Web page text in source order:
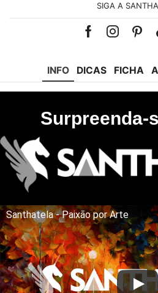
SIGA A
Facebook
INFO DICAS FICHA
Surpreenda-
Santhatela - Paixão por Arte